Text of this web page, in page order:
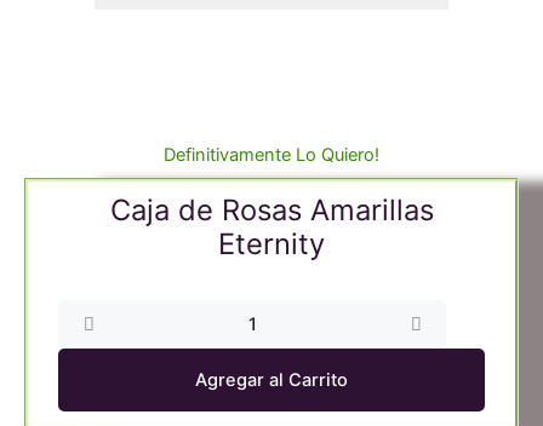
Definitivamente Lo Quiero!
Caja de Rosas Amarillas
Eternity
Agregar al Carrito